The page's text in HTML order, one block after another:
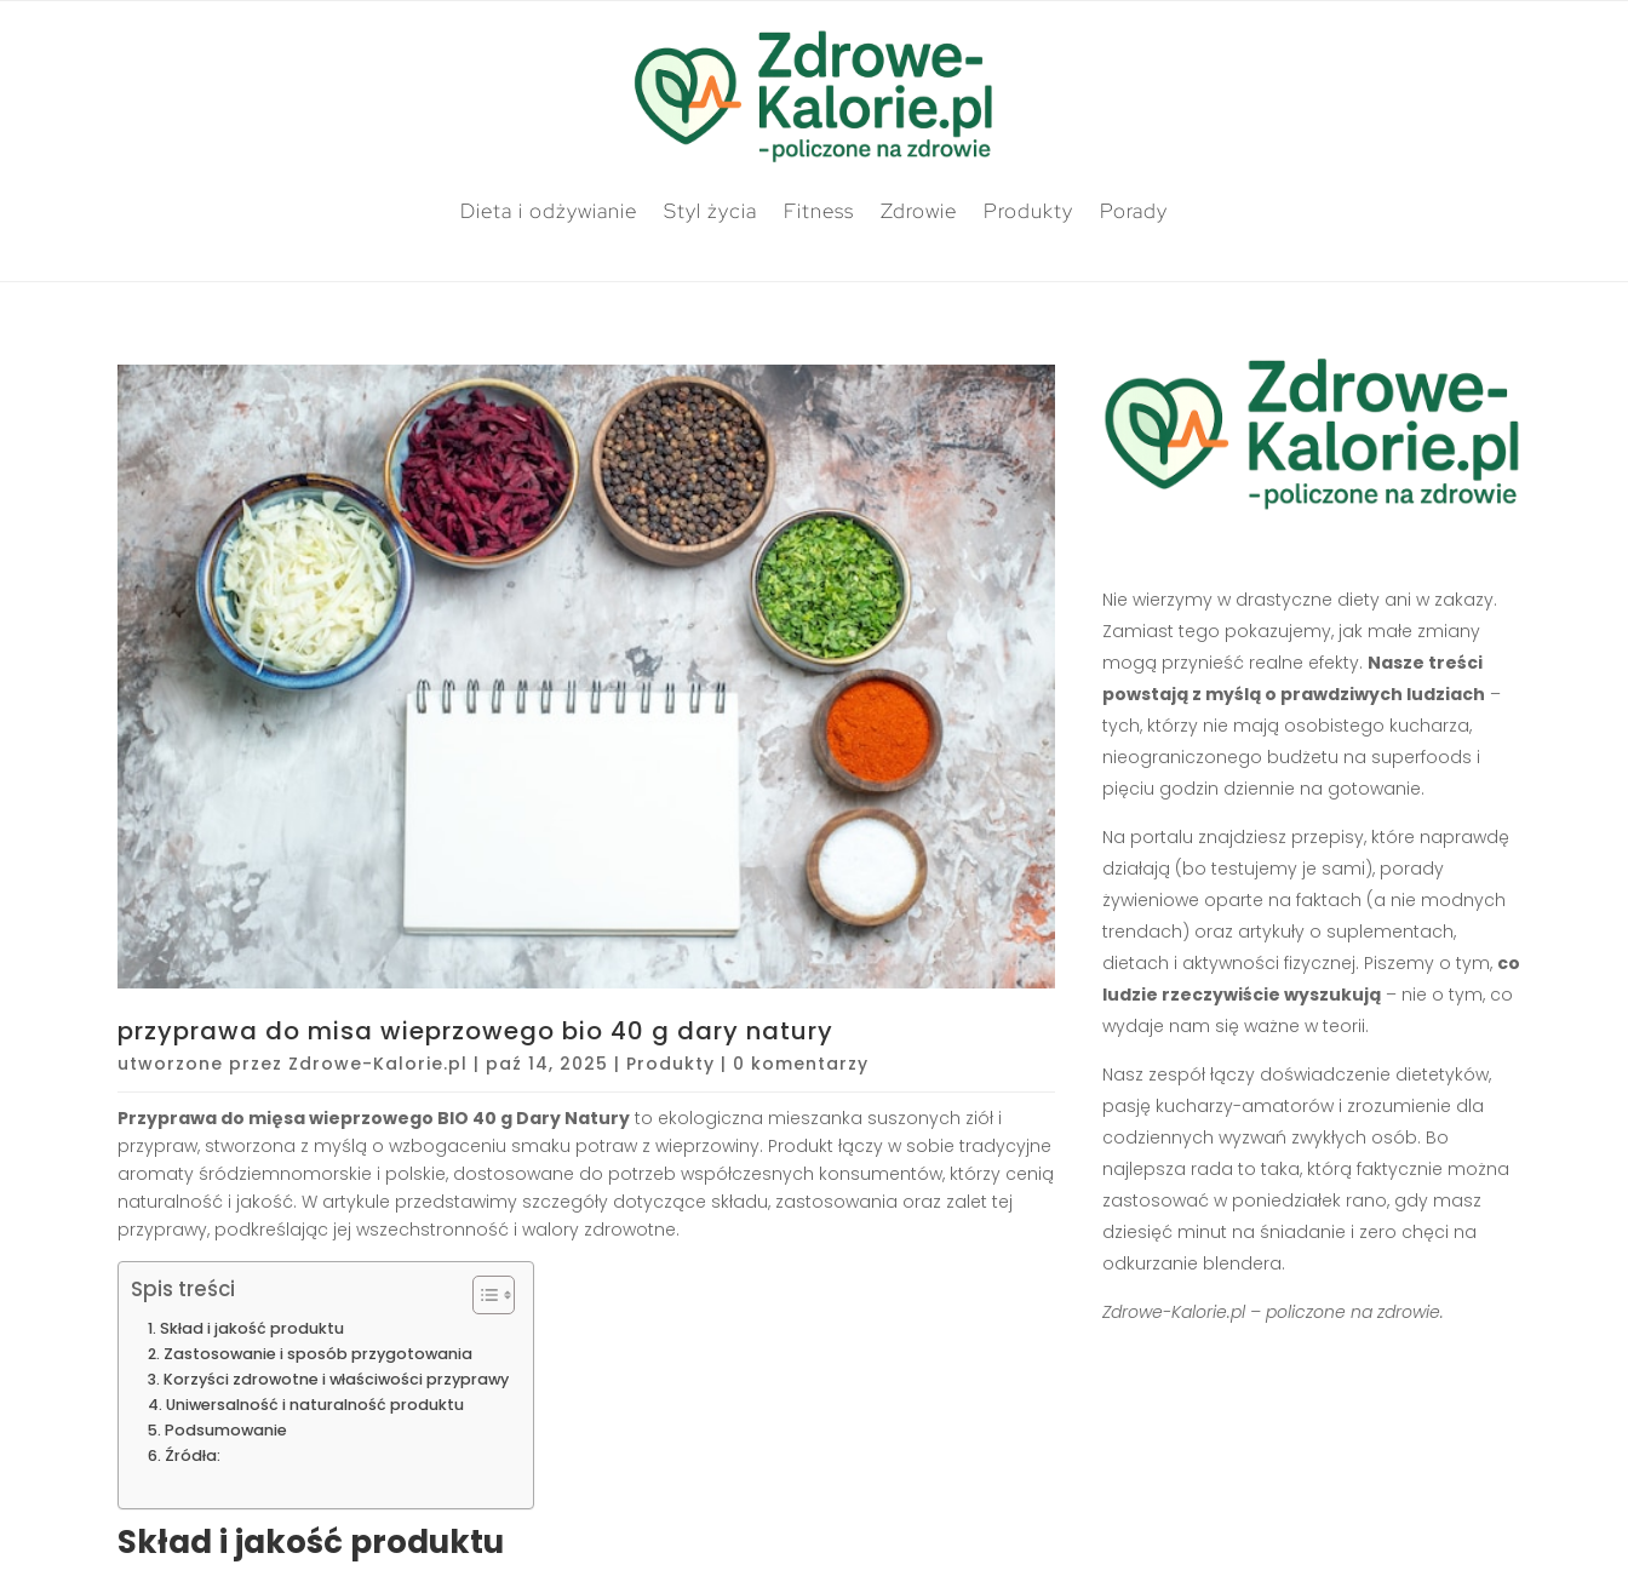
Dieta i odżywianie Styl życia Fitness Zdrowie Produkty Porady
przyprawa do misa wieprzowego bio 40 g dary natury
utworzone przez Zdrowe-Kalorie.pl | paź 14, 2025 | Produkty | 0 komentarzy
Przyprawa do mięsa wieprzowego BIO 40 g Dary Natury to ekologiczna mieszanka suszonych ziół i
przypraw, stworzona z myślą o wzbogaceniu smaku potraw z wieprzowiny. Produkt łączy w sobie tradycyjne
aromaty śródziemnomorskie i polskie, dostosowane do potrzeb współczesnych konsumentów, którzy cenią
naturalność i jakość. W artykule przedstawimy szczegóły dotyczące składu, zastosowania oraz zalet tej
przyprawy, podkreślając jej wszechstronność i walory zdrowotne.
Spis treści
Skład i jakość produktu
Zastosowanie i sposób przygotowania
Korzyści zdrowotne i właściwości przyprawy
Uniwersalność i naturalność produktu
Podsumowanie
Źródła:
Skład i jakość produktu
Nie wierzymy w drastyczne diety ani w zakazy.
Zamiast tego pokazujemy, jak małe zmiany
mogą przynieść realne efekty. Nasze treści
powstają z myślą o prawdziwych ludziach –
tych, którzy nie mają osobistego kucharza,
nieograniczonego budżetu na superfoods i
pięciu godzin dziennie na gotowanie.
Na portalu znajdziesz przepisy, które naprawdę
działają (bo testujemy je sami), porady
żywieniowe oparte na faktach (a nie modnych
trendach) oraz artykuły o suplementach,
dietach i aktywności fizycznej. Piszemy o tym, co
ludzie rzeczywiście wyszukują– nie o tym, co
wydaje nam się ważne w teorii.
Nasz zespół łączy doświadczenie dietetyków,
pasję kucharzy-amatorów i zrozumienie dla
codziennych wyzwań zwykłych osób. Bo
najlepsza rada to taka, którą faktycznie można
zastosować w poniedziałek rano, gdy masz
dziesięć minut na śniadanie i zero chęci na
odkurzanie blendera.
Zdrowe-Kalorie.pl – policzone na zdrowie.